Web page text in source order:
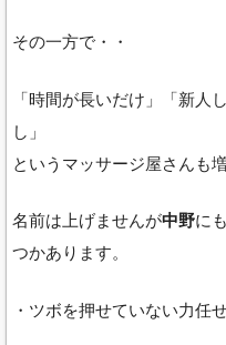
その一方で・・
「時間が長いだけ」「新人
し」
というマッサージ屋さんも
名前は上げませんが中野に
つかあります。
・ツボを押せていない力任